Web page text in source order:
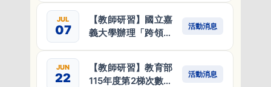
歡迎教師踴躍提出申
請
JUL
07
【教師研習】國立嘉
義大學辦理「跨領域
活動消息
JUN
22
【教師研習】教育部
115年度第2梯次數位
活動消息